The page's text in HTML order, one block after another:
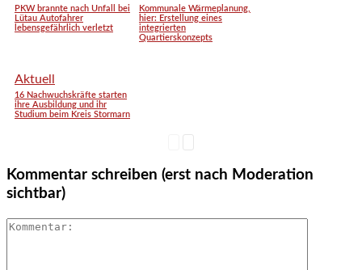
PKW brannte nach Unfall bei
Lütau Autofahrer
lebensgefährlich verletzt
Kommunale Wärmeplanung,
hier: Erstellung eines
integrierten
Quartierskonzepts
Aktuell
16 Nachwuchskräfte starten
ihre Ausbildung und ihr
Studium beim Kreis Stormarn
Kommentar schreiben (erst nach Moderation
sichtbar)